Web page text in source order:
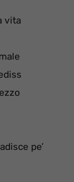
vita
pe’